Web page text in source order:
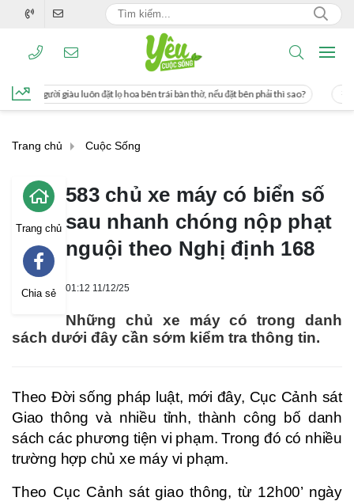
giàu luôn đặt lọ hoa bên trái bàn thờ, nếu đặt bên phải thì sao? Cách uống
Trang chủ Cuộc Sống
Trang chủ
Chia sẻ
583 chủ xe máy có biển số
sau nhanh chóng nộp phạt
nguội theo Nghị định 168
01:12 11/12/25
Những chủ xe máy có trong danh
sách dưới đây cần sớm kiểm tra thông tin.
Theo Đời sống pháp luật, mới đây, Cục Cảnh sát
Giao thông và nhiều tỉnh, thành công bố danh
sách các phương tiện vi phạm. Trong đó có nhiều
trường hợp chủ xe máy vi phạm.
Theo Cục Cảnh sát giao thông, từ 12h00’ ngày